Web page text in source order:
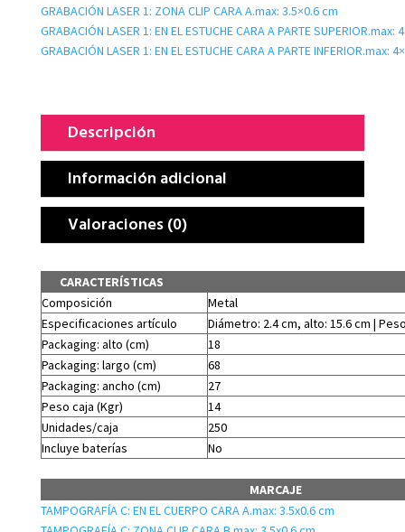
GRABACIÓN LASER 1: ZONA CLIP CARA A.max: 3.5×0.6 cm
GRABACIÓN LASER 1: EN EL ESTUCHE CARA A PARTE SUPERIOR.max:
GRABACIÓN LASER 1: EN EL ESTUCHE CARA A PARTE INFERIOR.max:
Descripción
Información adicional
Valoraciones (0)
CARACTERÍSTICAS
Composición
Metal
Especificaciones artículo
Diámetro: 2.4 cm, alto: 15.6 cm |
Packaging: alto (cm)
18
Packaging: largo (cm)
68
Packaging: ancho (cm)
27
Peso caja (Kgr)
14
Unidades/caja
250
Incluye baterías
No
MARCAJE
TAMPOGRAFÍA C: EN EL CUERPO CARA A.max: 3.5x0.6 cm